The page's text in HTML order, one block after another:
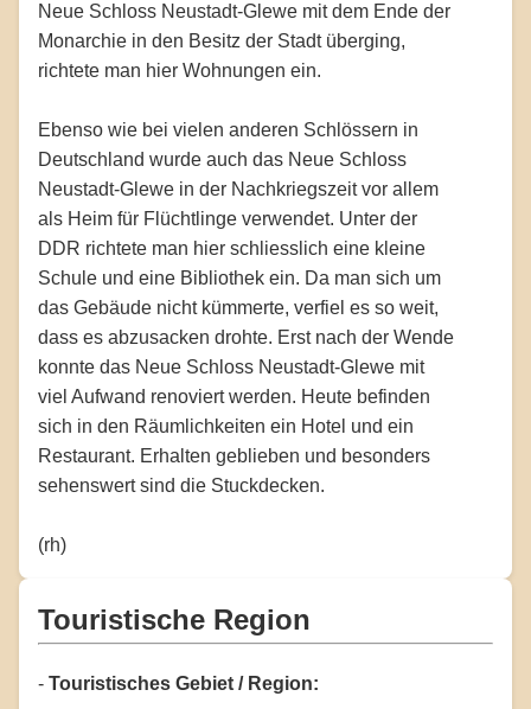
Neue Schloss Neustadt-Glewe mit dem Ende der
Monarchie in den Besitz der Stadt überging,
richtete man hier Wohnungen ein.
Ebenso wie bei vielen anderen Schlössern in
Deutschland wurde auch das Neue Schloss
Neustadt-Glewe in der Nachkriegszeit vor allem
als Heim für Flüchtlinge verwendet. Unter der
DDR richtete man hier schliesslich eine kleine
Schule und eine Bibliothek ein. Da man sich um
das Gebäude nicht kümmerte, verfiel es so weit,
dass es abzusacken drohte. Erst nach der Wende
konnte das Neue Schloss Neustadt-Glewe mit
viel Aufwand renoviert werden. Heute befinden
sich in den Räumlichkeiten ein Hotel und ein
Restaurant. Erhalten geblieben und besonders
sehenswert sind die Stuckdecken.
(rh)
Touristische Region
- Touristisches Gebiet / Region: